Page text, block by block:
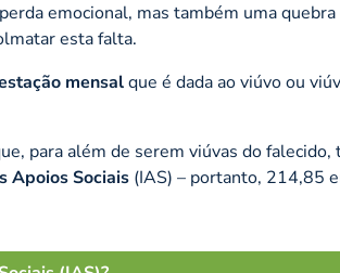
emocional, mas também uma
esta falta.
mensalque é dada ao viúvo ou
para além de serem viúvas do falecido,
Apoios Sociais (IAS) – portanto, 214,85